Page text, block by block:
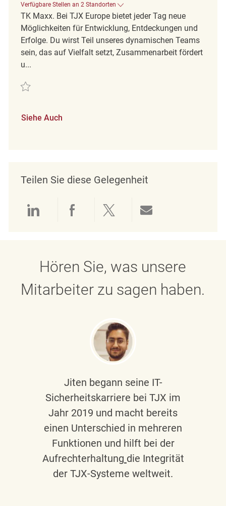
Verfügbare Stellen an 2 Standorten
TK Maxx. Bei TJX Europe bietet jeder Tag neue
Möglichkeiten für Entwicklung, Entdeckungen und
Erfolge. Du wirst Teil unseres dynamischen Teams
sein, das auf Vielfalt setzt, Zusammenarbeit fördert
u...
Retten Mitarbeiter im Verkauf (m/w/d) REQ136165
Siehe Auch
Teilen Sie diese Gelegenheit
Über LinkedIn teilen
Über Facebook teilen
Über Twitter teilen
Hören Sie, was unsere
Mitarbeiter zu sagen haben.
Jiten begann seine IT-
Sicherheitskarriere bei TJX im
Jahr 2019 und macht bereits
einen Unterschied in mehreren
Funktionen und hilft bei der
Aufrechterhaltung die Integrität
der TJX-Systeme weltweit.